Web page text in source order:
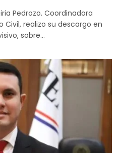
Pedrozo. Coordinadora
realizo su descargo en
sobre…